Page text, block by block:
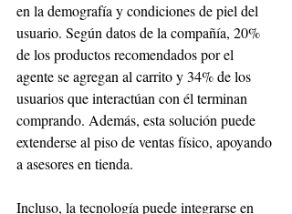
en la demografía y condiciones de piel del
usuario. Según datos de la compañía, 20%
de los productos recomendados por el
agente se agregan al carrito y 34% de los
usuarios que interactúan con él terminan
comprando. Además, esta solución puede
extenderse al piso de ventas físico, apoyando
a asesores en tienda.
Incluso, la tecnología puede integrarse en